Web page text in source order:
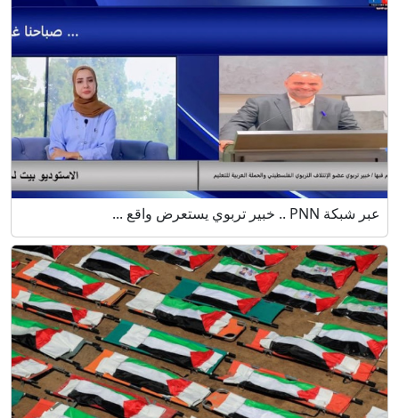
عبر شبكة PNN .. خبير تربوي يستعرض واقع ...